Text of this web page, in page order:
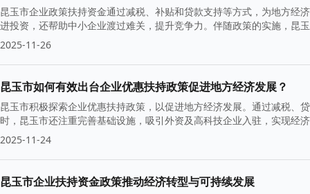
昆玉市企业政策扶持资金通过减税、补贴和贷款支持等方式，为地方经
进投资，还帮助中小企业渡过难关，提升竞争力。伴随政策的实施，昆
2025-11-26
昆玉市如何有效出台企业优惠扶持政策促进地方经济发展？
昆玉市积极探索企业优惠扶持政策，以促进地方经济发展。通过减税、
时，昆玉市还注重完善基础设施，吸引外资及高科技企业入驻，实现经
2025-11-24
昆玉市企业扶持资金政策推动经济转型与可持续发展